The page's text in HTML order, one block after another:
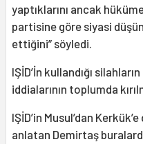
yaptıklarını ancak
partisine göre siyasi
ettiğini” söyledi.
IŞİD’İn kullandığı
iddialarının toplumda
IŞİD’in Musul’dan
anlatan Demirtaş